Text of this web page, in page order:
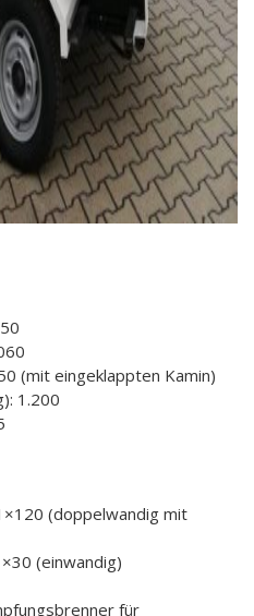
(mit eingeklappten Kamin)
1.200
(doppelwandig mit
(einwandig)
für